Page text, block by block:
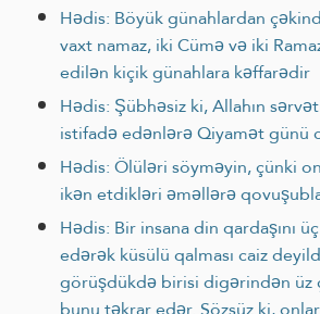
Hədis: Böyük günahlardan
vaxt namaz, iki Cümə və iki
edilən kiçik günahlara kəffarədir
Hədis: Şübhəsiz ki, Allahın
istifadə edənlərə Qiyamət günü
Hədis: Ölüləri söyməyin, çünki
ikən etdikləri əməllərə
Hədis: Bir insana din qardaşını
edərək küsülü qalması caiz
görüşdükdə birisi digərindən üz